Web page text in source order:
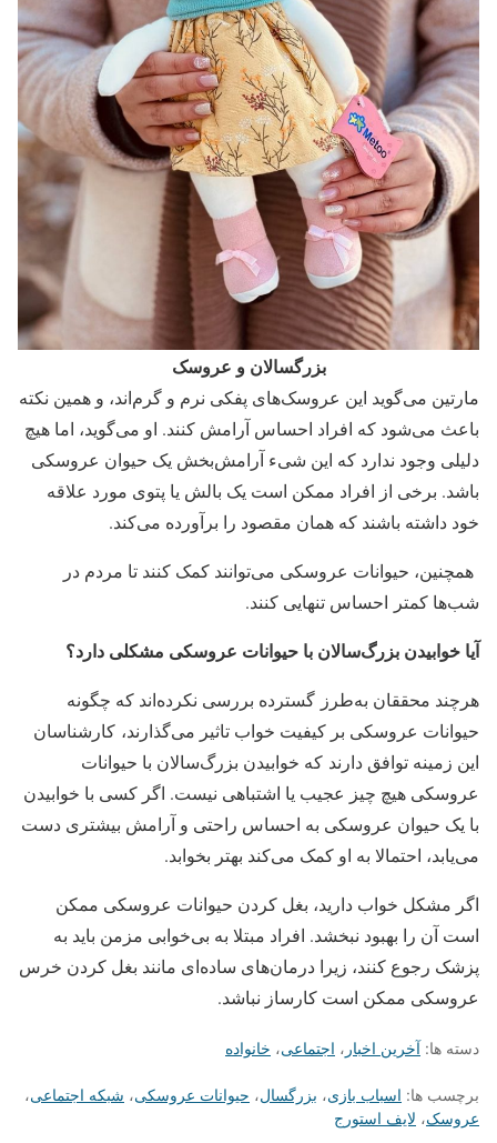
بزرگسالان و عروسک
مارتین می‌گوید این عروسک‌های پفکی نرم و گرم‌اند، و همین نکته
باعث می‌شود که افراد احساس آرامش کنند. او می‌گوید، اما هیچ
دلیلی وجود ندارد که این شیء آرامش‌بخش یک حیوان عروسکی
باشد. برخی از افراد ممکن است یک بالش یا پتوی مورد علاقه
خود داشته باشند که همان مقصود را برآورده می‌کند.
همچنین، حیوانات عروسکی می‌توانند کمک کنند تا مردم در
شب‌ها کمتر احساس تنهایی کنند.
آیا خوابیدن بزرگ‌سالان با حیوانات عروسکی مشکلی دارد؟
هرچند محققان به‌طرز گسترده بررسی نکرده‌اند که چگونه
حیوانات عروسکی بر کیفیت خواب تاثیر می‌گذارند، کارشناسان
این زمینه توافق دارند که خوابیدن بزرگ‌سالان با حیوانات
عروسکی هیچ ‌چیز عجیب یا اشتباهی نیست. اگر کسی با خوابیدن
با یک حیوان عروسکی به احساس راحتی و آرامش بیشتری دست
می‌یابد، احتمالا به او کمک می‌کند بهتر بخوابد.
اگر مشکل خواب دارید، بغل کردن حیوانات عروسکی ممکن
است آن را بهبود نبخشد. افراد مبتلا به بی‌خوابی مزمن باید به
پزشک رجوع کنند، زیرا درمان‌های ساده‌ای مانند بغل کردن خرس
عروسکی ممکن است کارساز نباشد.
دسته ها: آخرین اخبار ، اجتماعی، خانواده
برچسب ها: اسباب بازی، بزرگسال، حیوانات عروسکی، شبکه اجتماعی،
عروسک، لایف استورج